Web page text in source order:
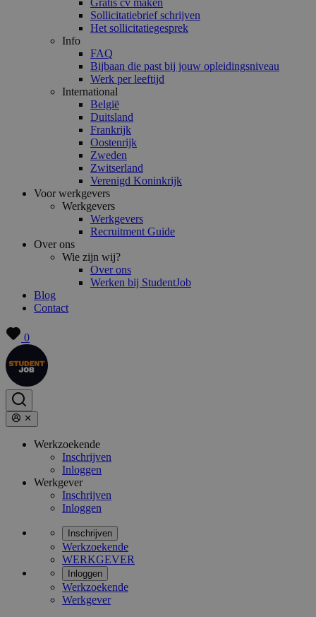
Gratis cv maken
Sollicitatiebrief schrijven
Het sollicitatiegesprek
Info
FAQ
Bijbaan die past bij jouw opleidingsniveau
Werk per leeftijd
International
België
Duitsland
Frankrijk
Oostenrijk
Zweden
Zwitserland
Verenigd Koninkrijk
Voor werkgevers
Werkgevers
Werkgevers
Recruitment Guide
Over ons
Wie zijn wij?
Over ons
Werken bij StudentJob
Blog
Contact
0
Werkzoekende
Inschrijven
Inloggen
Werkgever
Inschrijven
Inloggen
Inschrijven
Werkzoekende
WERKGEVER
Inloggen
Werkzoekende
Werkgever